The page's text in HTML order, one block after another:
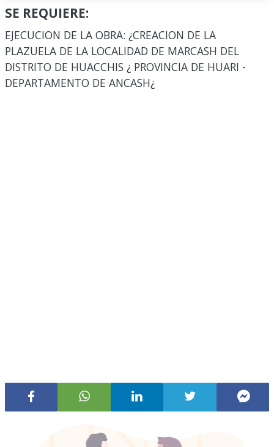
SE REQUIERE:
EJECUCION DE LA OBRA: ¿CREACION DE LA
PLAZUELA DE LA LOCALIDAD DE MARCASH DEL
DISTRITO DE HUACCHIS ¿ PROVINCIA DE HUARI -
DEPARTAMENTO DE ANCASH¿